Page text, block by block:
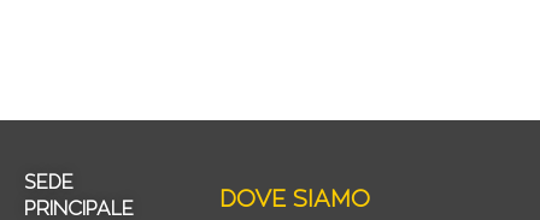
SEDE
PRINCIPALE
DOVE SIAMO